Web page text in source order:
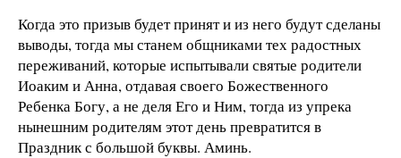
Когда это призыв будет принят и из него будут сделаны
выводы, тогда мы станем общниками тех радостных
переживаний, которые испытывали святые родители
Иоаким и Анна, отдавая своего Божественного
Ребенка Богу, а не деля Его и Ним, тогда из упрека
нынешним родителям этот день превратится в
Праздник с большой буквы. Аминь.